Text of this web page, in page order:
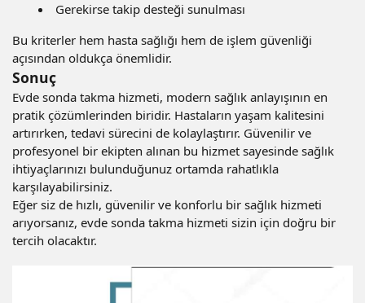
Gerekirse takip desteği sunulması
Bu kriterler hem hasta sağlığı hem de işlem güvenliği
açısından oldukça önemlidir.
Sonuç
Evde sonda takma hizmeti, modern sağlık anlayışının en
pratik çözümlerinden biridir. Hastaların yaşam kalitesini
artırırken, tedavi sürecini de kolaylaştırır. Güvenilir ve
profesyonel bir ekipten alınan bu hizmet sayesinde sağlık
ihtiyaçlarınızı bulunduğunuz ortamda rahatlıkla
karşılayabilirsiniz.
Eğer siz de hızlı, güvenilir ve konforlu bir sağlık hizmeti
arıyorsanız, evde sonda takma hizmeti sizin için doğru bir
tercih olacaktır.